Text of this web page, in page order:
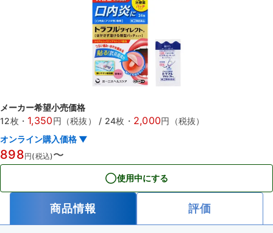
メーカー希望小売価格
12枚 ・ 1,350円（税抜） / 24枚 ・ 2,000円（税抜）
オンライン購入価格 ▼
898円(税込)〜
使用中にする
商品情報 評価